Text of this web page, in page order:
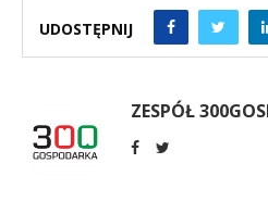
UDOSTĘPNIJ
ZESPÓŁ